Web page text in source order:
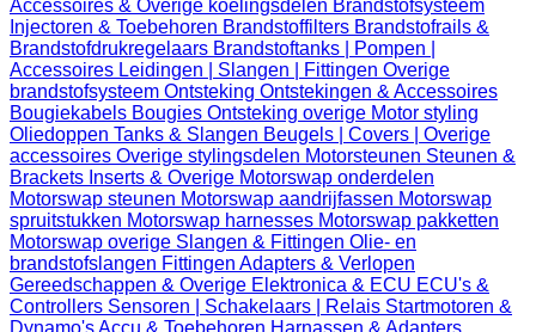
Accessoires & Overige koelingsdelen Brandstofsysteem
Injectoren & Toebehoren Brandstoffilters Brandstofrails &
Brandstofdrukregelaars Brandstoftanks | Pompen |
Accessoires Leidingen | Slangen | Fittingen Overige
brandstofsysteem Ontsteking Ontstekingen & Accessoires
Bougiekabels Bougies Ontsteking overige Motor styling
Oliedoppen Tanks & Slangen Beugels | Covers | Overige
accessoires Overige stylingsdelen Motorsteunen Steunen &
Brackets Inserts & Overige Motorswap onderdelen
Motorswap steunen Motorswap aandrijfassen Motorswap
spruitstukken Motorswap harnesses Motorswap pakketten
Motorswap overige Slangen & Fittingen Olie- en
brandstofslangen Fittingen Adapters & Verlopen
Gereedschappen & Overige Elektronica & ECU ECU's &
Controllers Sensoren | Schakelaars | Relais Startmotoren &
Dynamo'sAccu & Toebehoren Harnassen & Adapters